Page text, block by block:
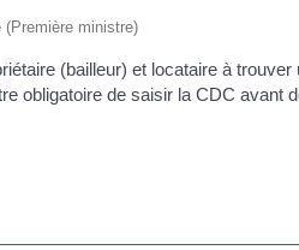
ministre)
(bailleur) et locataire à trouver
obligatoire de saisir la CDC avant